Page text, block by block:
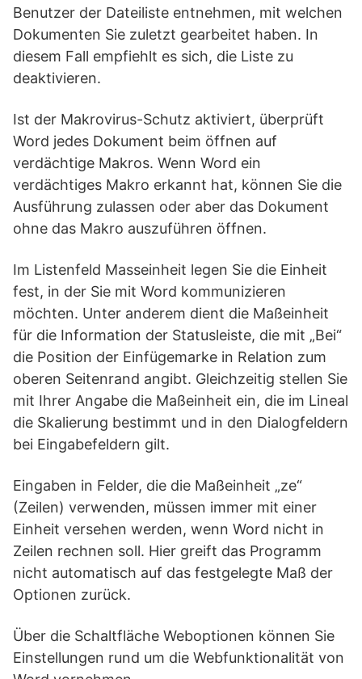
Benutzer der Dateiliste entnehmen, mit welchen
Dokumenten Sie zuletzt gearbeitet haben. In
diesem Fall empfiehlt es sich, die Liste zu
deaktivieren.
Ist der Makrovirus-Schutz aktiviert, überprüft
Word jedes Dokument beim öffnen auf
verdächtige Makros. Wenn Word ein
verdächtiges Makro erkannt hat, können Sie die
Ausführung zulassen oder aber das Dokument
ohne das Makro auszuführen öffnen.
Im Listenfeld Masseinheit legen Sie die Einheit
fest, in der Sie mit Word kommunizieren
möchten. Unter anderem dient die Maßeinheit
für die Information der Statusleiste, die mit „Bei“
die Position der Einfügemarke in Relation zum
oberen Seitenrand angibt. Gleichzeitig stellen Sie
mit Ihrer Angabe die Maßeinheit ein, die im Lineal
die Skalierung bestimmt und in den Dialogfeldern
bei Eingabefeldern gilt.
Eingaben in Felder, die die Maßeinheit „ze“
(Zeilen) verwenden, müssen immer mit einer
Einheit versehen werden, wenn Word nicht in
Zeilen rechnen soll. Hier greift das Programm
nicht automatisch auf das festgelegte Maß der
Optionen zurück.
Über die Schaltfläche Weboptionen können Sie
Einstellungen rund um die Webfunktionalität von